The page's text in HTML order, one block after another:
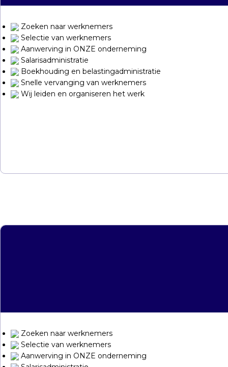
Zoeken naar werknemers
Selectie van werknemers
Aanwerving in ONZE onderneming
Salarisadministratie
Boekhouding en belastingadministratie
Snelle vervanging van werknemers
Wij leiden en organiseren het werk
Zoeken naar werknemers
Selectie van werknemers
Aanwerving in ONZE onderneming